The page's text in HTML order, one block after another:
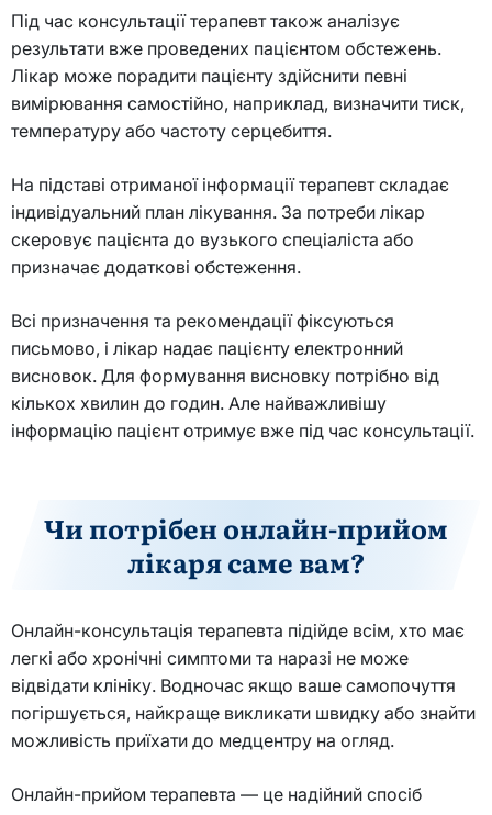
Під час консультації терапевт також аналізує
результати вже проведених пацієнтом обстежень.
Лікар може порадити пацієнту здійснити певні
вимірювання самостійно, наприклад, визначити тиск,
температуру або частоту серцебиття.
На підставі отриманої інформації терапевт складає
індивідуальний план лікування. За потреби лікар
скеровує пацієнта до вузького спеціаліста або
призначає додаткові обстеження.
Всі призначення та рекомендації фіксуються
письмово, і лікар надає пацієнту електронний
висновок. Для формування висновку потрібно від
кількох хвилин до годин. Але найважливішу
інформацію пацієнт отримує вже під час консультації.
Чи потрібен онлайн-прийом
лікаря саме вам?
Онлайн-консультація терапевта підійде всім, хто має
легкі або хронічні симптоми та наразі не може
відвідати клініку. Водночас якщо ваше самопочуття
погіршується, найкраще викликати швидку або знайти
можливість приїхати до медцентру на огляд.
Онлайн-прийом терапевта — це надійний спосіб